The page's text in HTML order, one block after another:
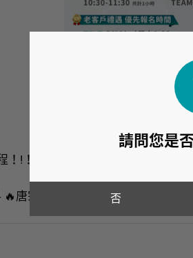
請問您是
否
！!！
唐宗詠醫師🔥擔任這次課程講師